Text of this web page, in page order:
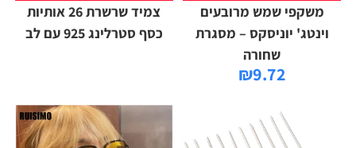
משקפי שמש מרובעים
וינטג' יוניסקס – מסגרת
שחורה
₪9.72
צמיד שרשרת 26 אותיות
כסף סטרלינג 925 עם לב